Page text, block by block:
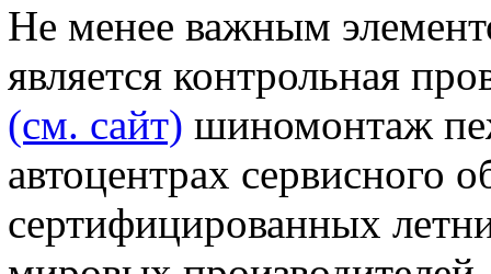
Не менее важным
является контрольная
(см. сайт) шиномонтаж
автоцентрах сервисного
сертифицированных